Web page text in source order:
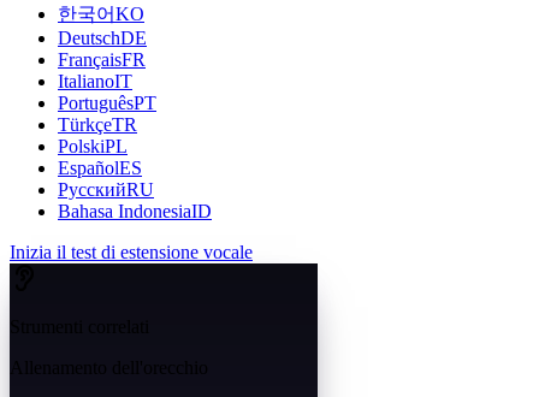
한국어KO
DeutschDE
FrançaisFR
ItalianoIT
PortuguêsPT
TürkçeTR
PolskiPL
EspañolES
РусскийRU
Bahasa IndonesiaID
Inizia il test di estensione vocale
Allenamento dell'orecchio